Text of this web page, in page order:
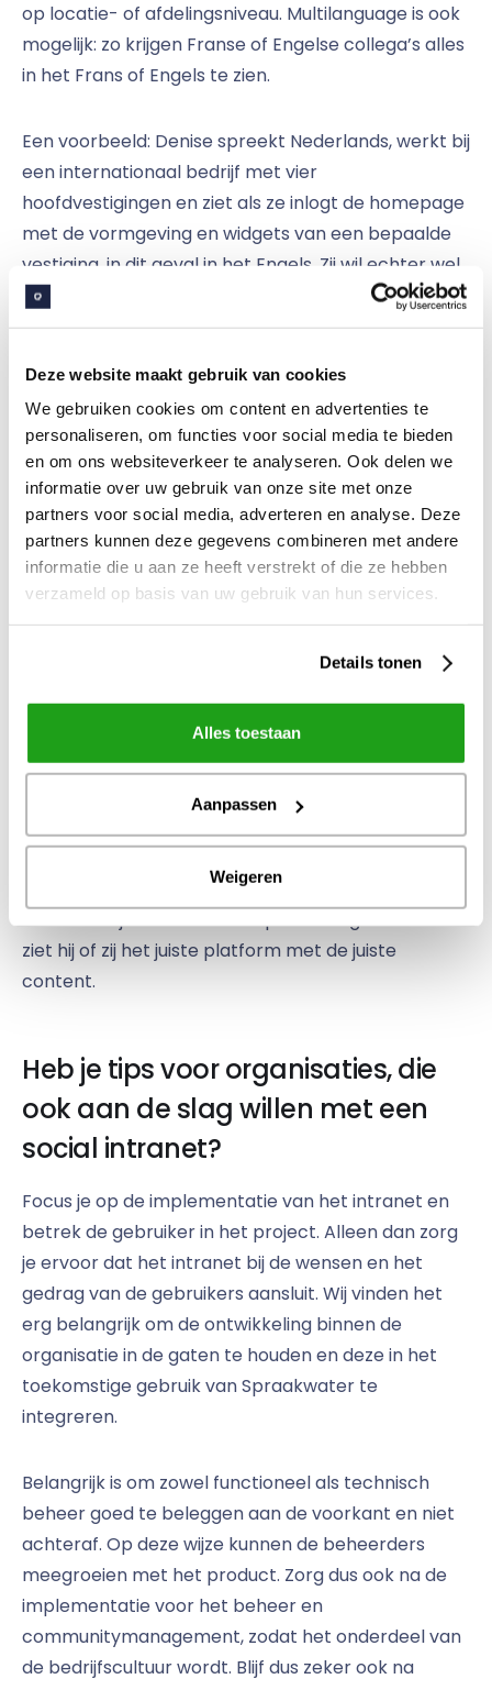
Deze website maakt gebruik van cookies
We gebruiken cookies om content en advertenties te
personaliseren, om functies voor social media te bieden
en om ons websiteverkeer te analyseren. Ook delen we
informatie over uw gebruik van onze site met onze
partners voor social media, adverteren en analyse. Deze
partners kunnen deze gegevens combineren met andere
informatie die u aan ze heeft verstrekt of die ze hebben
verzameld op basis van uw gebruik van hun services.
Details tonen
Alles toestaan
Aanpassen
Weigeren
op locatie- of afdelingsniveau. Multilanguage is ook
mogelijk: zo krijgen Franse of Engelse collega’s alles
in het Frans of Engels te zien.
Een voorbeeld: Denise spreekt Nederlands, werkt bij
een internationaal bedrijf met vier
hoofdvestigingen en ziet als ze inlogt de homepage
met de vormgeving en widgets van een bepaalde
vestiging, in dit geval in het Engels. Zij wil echter wel
informatie van een andere vestiging lezen, dus kan
zij zich abonneren op die vestiging. Ook kan ze
We vonden het belangrijk om voor de drie
waterschappen dezelfde functionaliteiten te
gebruiken, zodat iedereen vrij is om samen te
werken en kennis te delen. Wel wilden we het
content-management-systeem per waterschap
individueel inrichten. Daarom hebben we voor een
multilabel omgeving gekozen.
Nu heeft elk waterschap dezelfde menustructuur,
maar dan met verschillende content. Ook zijn de
meeste widgets gepersonaliseerd en verschillend
per waterschap. De gegevens van onze
medewerkers hebben we met ADFS gekoppeld. Zo
kunnen onze collega’s enkel door het
inloggen. Door persoonlijk in te loggen weet de
software bij welk waterschap de collega hoort en
ziet hij of zij het juiste platform met de juiste
content.
Heb je tips voor organisaties, die
ook aan de slag willen met een
social intranet?
Focus je op de implementatie van het intranet en
betrek de gebruiker in het project. Alleen dan zorg
je ervoor dat het intranet bij de wensen en het
gedrag van de gebruikers aansluit. Wij vinden het
erg belangrijk om de ontwikkeling binnen de
organisatie in de gaten te houden en deze in het
toekomstige gebruik van Spraakwater te
integreren.
Belangrijk is om zowel functioneel als technisch
beheer goed te beleggen aan de voorkant en niet
achteraf. Op deze wijze kunnen de beheerders
meegroeien met het product. Zorg dus ook na de
implementatie voor het beheer en
communitymanagement, zodat het onderdeel van
de bedrijfscultuur wordt. Blijf dus zeker ook na